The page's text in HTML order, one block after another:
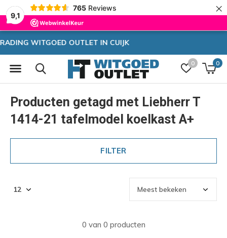
9,1
765 Reviews ×
0 0
Zeer hoge korting
Producten getagd met Liebherr T
1414-21 tafelmodel koelkast A+
FILTER
0 van 0 producten